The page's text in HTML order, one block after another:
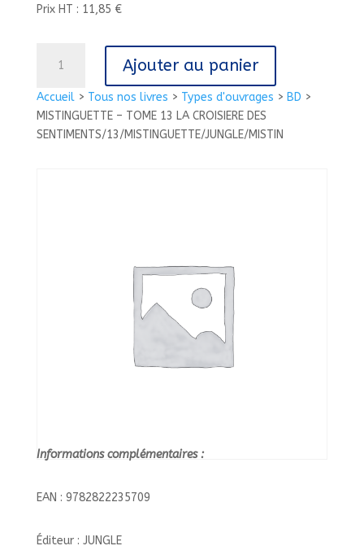
Accueil> Tous nos livres > Types d'ouvrages > BD >
MISTINGUETTE – TOME 13 LA CROISIERE DES
SENTIMENTS/13/MISTINGUETTE/JUNGLE/MISTIN
Prix HT : 11,85 €
MISTINGUETTE
-
TOME
Ajouter au panier
Informations complémentaires :
EAN : 9782822235709
Éditeur : JUNGLE